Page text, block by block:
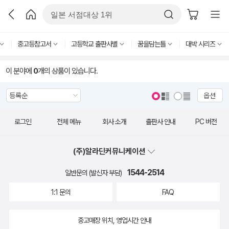
중고등참고서 고등학교 출판사별 꿈을담는틀 대박 시리즈
이 분야에 0개의 상품이 있습니다.
옵션
로그인 전체 메뉴 회사 소개 출판사 안내 PC 버전
(주)알라딘커뮤니케이션
일반문의 (발신자 부담) 1544-2514
1:1 문의 FAQ
중고매장 위치, 영업시간 안내